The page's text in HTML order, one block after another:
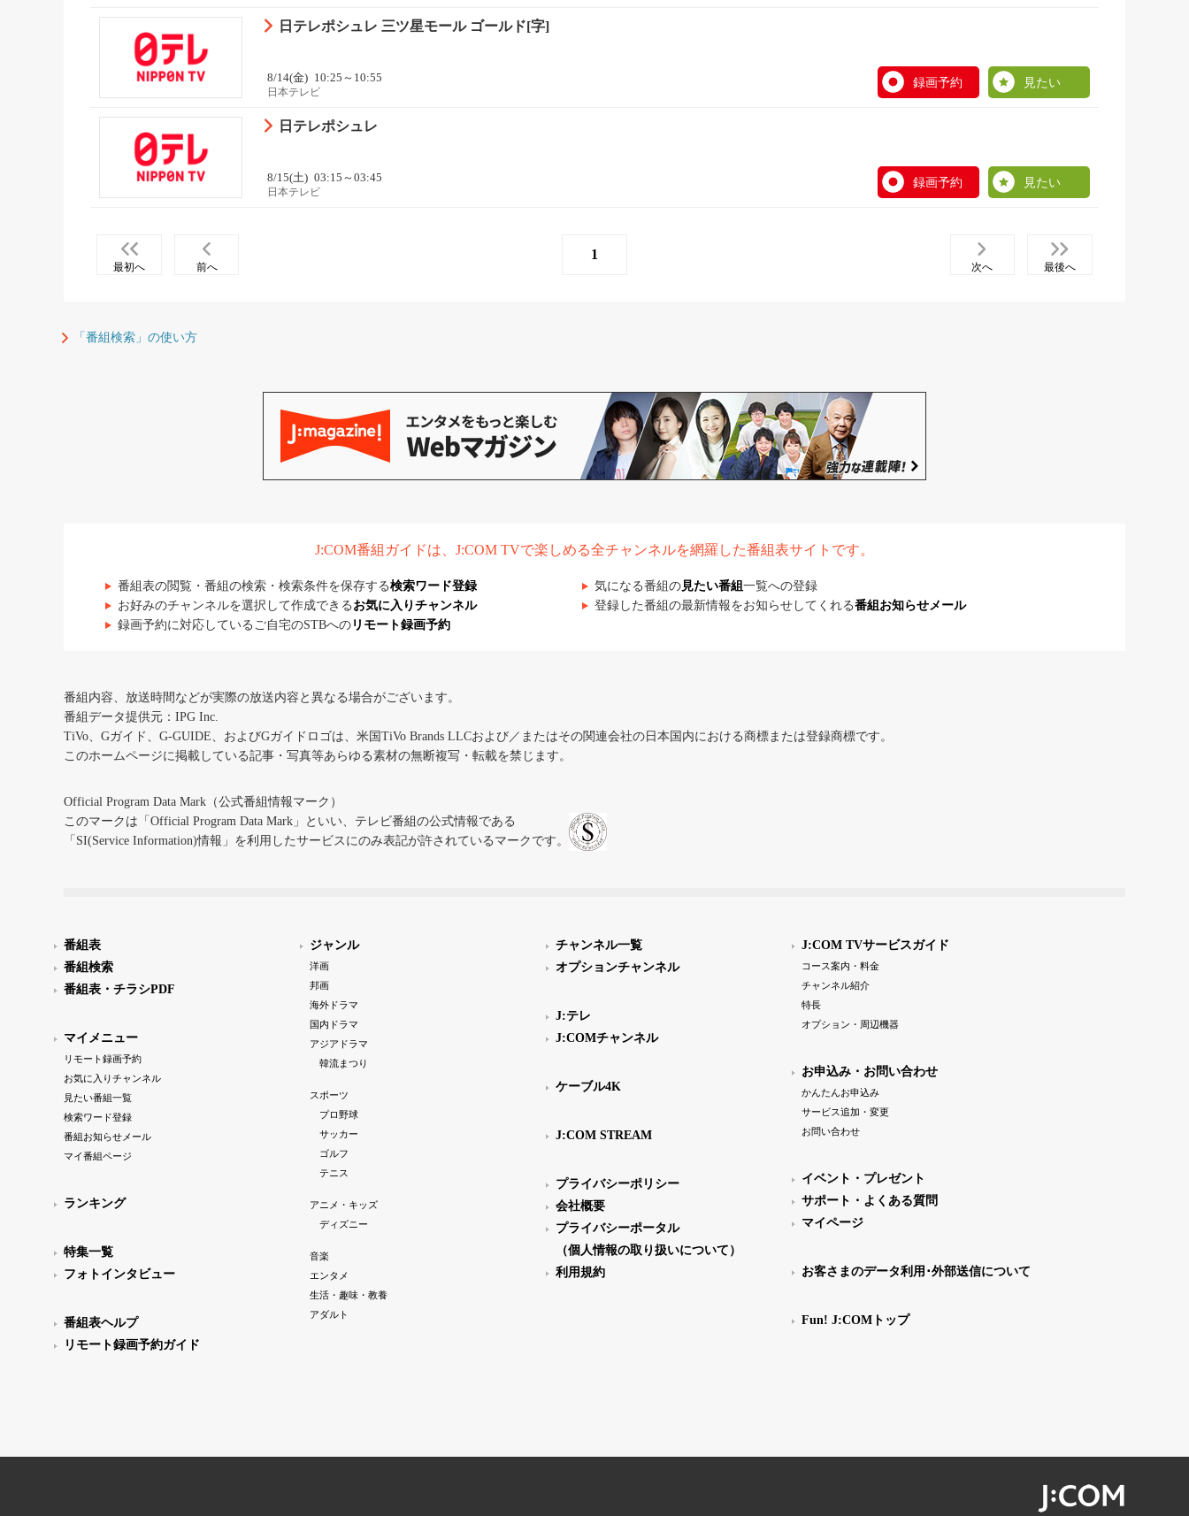
日テレポシュレ 三ツ星モール ゴールド[字]
8/14(金) 10:25～10:55
日本テレビ
録画予約 見たい
日テレポシュレ
8/15(土) 03:15～03:45
日本テレビ
録画予約 見たい
最初へ 前へ
1
次へ 最後へ
「番組検索」の使い方
J:COM番組ガイドは、J:COM TVで楽しめる全チャンネルを網羅した番組表サイトです。
番組表の閲覧・番組の検索・検索条件を保存する検索ワード登録 気になる番組の見たい番組 一覧への登録
お好みのチャンネルを選択して作成できる お気に入りチャンネル 登録した番組の最新情報をお知らせしてくれる番組お知らせメール
録画予約に対応しているご自宅のSTBへの リモート録画予約
番組内容、放送時間などが実際の放送内容と異なる場合がございます。
番組データ提供元：IPG Inc.
TiVo、Gガイド、G-GUIDE、およびGガイドロゴは、米国TiVo Brands LLCおよび／またはその関連会社の日本国内における商標または登録商標です。
このホームページに掲載している記事・写真等あらゆる素材の無断複写・転載を禁じます。
Official Program Data Mark（公式番組情報マーク）
このマークは「Official Program Data Mark」といい、テレビ番組の公式情報である
「SI(Service Information)情報」を利用したサービスにのみ表記が許されているマークです。
番組表
番組検索
番組表・チラシPDF
マイメニュー
リモート録画予約
お気に入りチャンネル
見たい番組一覧
検索ワード登録
番組お知らせメール
マイ番組ページ
ランキング
特集一覧
フォトインタビュー
番組表ヘルプ
リモート録画予約ガイド
ジャンル
洋画
邦画
海外ドラマ
国内ドラマ
アジアドラマ
韓流まつり
スポーツ
プロ野球
サッカー
ゴルフ
テニス
アニメ・キッズ
ディズニー
音楽
エンタメ
生活・趣味・教養
アダルト
チャンネル一覧
オプションチャンネル
J:テレ
J:COMチャンネル
ケーブル4K
J:COM STREAM
プライバシーポリシー
会社概要
プライバシーポータル
（個人情報の取り扱いについて）
利用規約
J:COM TVサービスガイド
コース案内・料金
チャンネル紹介
特長
オプション・周辺機器
お申込み・お問い合わせ
かんたんお申込み
サービス追加・変更
お問い合わせ
イベント・プレゼント
サポート・よくある質問
マイページ
お客さまのデータ利用･外部送信について
Fun! J:COMトップ